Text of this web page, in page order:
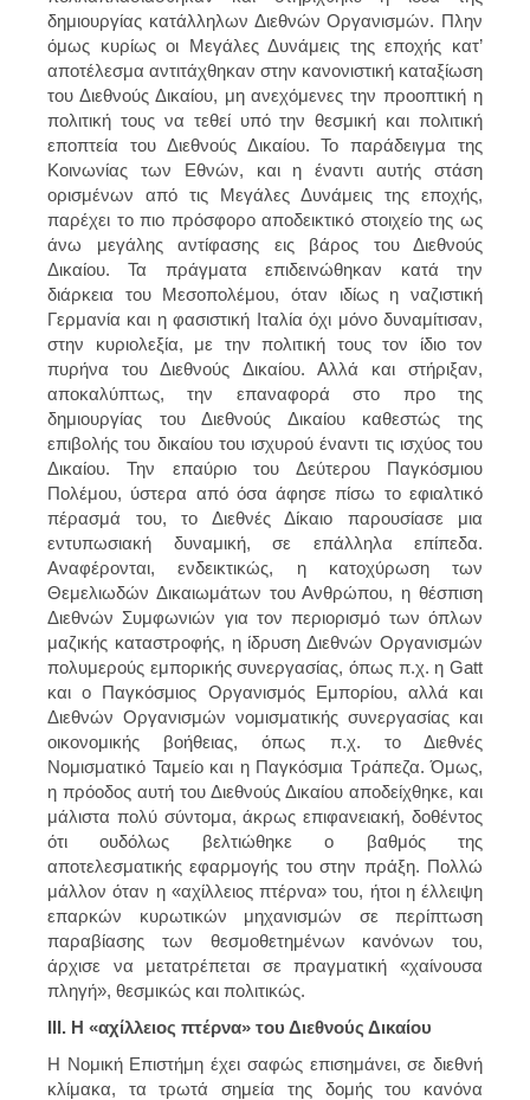
δημιουργίας κατάλληλων Διεθνών Οργανισμών. Πλην
όμως κυρίως οι Μεγάλες Δυνάμεις της εποχής κατ’
αποτέλεσμα αντιτάχθηκαν στην κανονιστική καταξίωση
του Διεθνούς Δικαίου, μη ανεχόμενες την προοπτική η
πολιτική τους να τεθεί υπό την θεσμική και πολιτική
εποπτεία του Διεθνούς Δικαίου. Το παράδειγμα της
Κοινωνίας των Εθνών, και η έναντι αυτής στάση
ορισμένων από τις Μεγάλες Δυνάμεις της εποχής,
παρέχει το πιο πρόσφορο αποδεικτικό στοιχείο της ως
άνω μεγάλης αντίφασης εις βάρος του Διεθνούς
Δικαίου. Τα πράγματα επιδεινώθηκαν κατά την
διάρκεια του Μεσοπολέμου, όταν ιδίως η ναζιστική
Γερμανία και η φασιστική Ιταλία όχι μόνο δυναμίτισαν,
στην κυριολεξία, με την πολιτική τους τον ίδιο τον
πυρήνα του Διεθνούς Δικαίου. Αλλά και στήριξαν,
αποκαλύπτως, την επαναφορά στο προ της
δημιουργίας του Διεθνούς Δικαίου καθεστώς της
επιβολής του δικαίου του ισχυρού έναντι τις ισχύος του
Δικαίου. Την επαύριο του Δεύτερου Παγκόσμιου
Πολέμου, ύστερα από όσα άφησε πίσω το εφιαλτικό
πέρασμά του, το Διεθνές Δίκαιο παρουσίασε μια
εντυπωσιακή δυναμική, σε επάλληλα επίπεδα.
Αναφέρονται, ενδεικτικώς, η κατοχύρωση των
Θεμελιωδών Δικαιωμάτων του Ανθρώπου, η θέσπιση
Διεθνών Συμφωνιών για τον περιορισμό των όπλων
μαζικής καταστροφής, η ίδρυση Διεθνών Οργανισμών
πολυμερούς εμπορικής συνεργασίας, όπως π.χ. η Gatt
και ο Παγκόσμιος Οργανισμός Εμπορίου, αλλά και
Διεθνών Οργανισμών νομισματικής συνεργασίας και
οικονομικής βοήθειας, όπως π.χ. το Διεθνές
Νομισματικό Ταμείο και η Παγκόσμια Τράπεζα. Όμως,
η πρόοδος αυτή του Διεθνούς Δικαίου αποδείχθηκε, και
μάλιστα πολύ σύντομα, άκρως επιφανειακή, δοθέντος
ότι ουδόλως βελτιώθηκε ο βαθμός της
αποτελεσματικής εφαρμογής του στην πράξη. Πολλώ
μάλλον όταν η «αχίλλειος πτέρνα» του, ήτοι η έλλειψη
επαρκών κυρωτικών μηχανισμών σε περίπτωση
παραβίασης των θεσμοθετημένων κανόνων του,
άρχισε να μετατρέπεται σε πραγματική «χαίνουσα
πληγή», θεσμικώς και πολιτικώς.
ΙΙΙ. Η «αχίλλειος πτέρνα» του Διεθνούς Δικαίου
Η Νομική Επιστήμη έχει σαφώς επισημάνει, σε διεθνή
κλίμακα, τα τρωτά σημεία της δομής του κανόνα